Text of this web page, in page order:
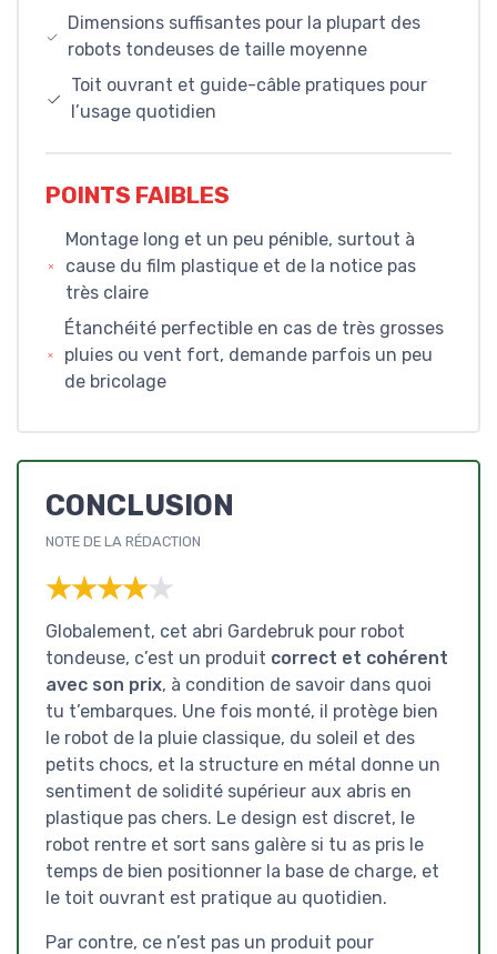
Dimensions suffisantes pour la plupart des
robots tondeuses de taille moyenne
Toit ouvrant et guide-câble pratiques pour
l’usage quotidien
POINTS FAIBLES
Montage long et un peu pénible, surtout à
cause du film plastique et de la notice pas
très claire
Étanchéité perfectible en cas de très grosses
pluies ou vent fort, demande parfois un peu
de bricolage
CONCLUSION
NOTE DE LA RÉDACTION
★★★★★
★★★★★
Globalement, cet abri Gardebruk pour robot
tondeuse, c’est un produit correct et cohérent
avec son prix, à condition de savoir dans quoi
tu t’embarques. Une fois monté, il protège bien
le robot de la pluie classique, du soleil et des
petits chocs, et la structure en métal donne un
sentiment de solidité supérieur aux abris en
plastique pas chers. Le design est discret, le
robot rentre et sort sans galère si tu as pris le
temps de bien positionner la base de charge, et
le toit ouvrant est pratique au quotidien.
Par contre, ce n’est pas un produit pour